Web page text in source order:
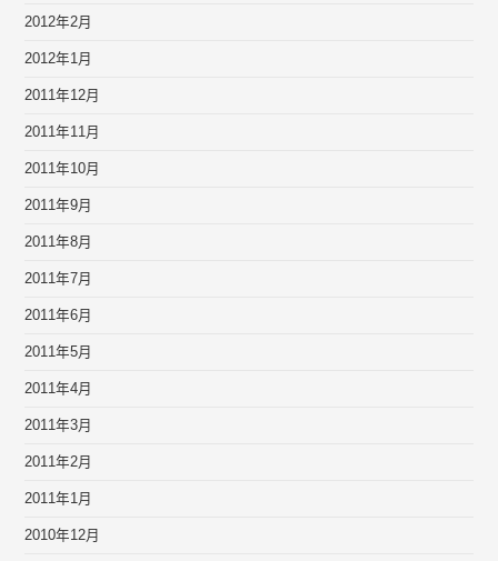
2012年2月
2012年1月
2011年12月
2011年11月
2011年10月
2011年9月
2011年8月
2011年7月
2011年6月
2011年5月
2011年4月
2011年3月
2011年2月
2011年1月
2010年12月